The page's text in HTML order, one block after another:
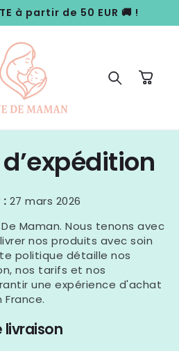
à partir de 50 EUR 🚚 !
Panier
: 27 mars 2026
Maman. Nous tenons avec
nos produits avec soin
politique détaille nos
nos tarifs et nos
une expérience d'achat
livraison